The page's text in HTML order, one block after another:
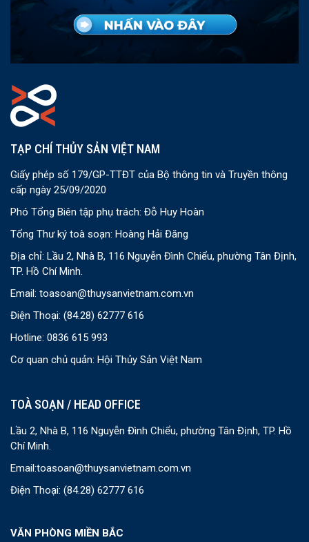
TẠP CHÍ THỦY SẢN VIỆT NAM
Giấy phép số 179/GP-TTĐT của Bộ thông tin và Truyền thông
cấp ngày 25/09/2020
Phó Tổng Biên tập phụ trách: Đỗ Huy Hoàn
Tổng Thư ký toà soạn: Hoàng Hải Đăng
Địa chỉ: Lầu 2, Nhà B, 116 Nguyễn Đình Chiểu, phường Tân Định,
TP. Hồ Chí Minh.
Email: toasoan@thuysanvietnam.com.vn
Điện Thoại: (84.28) 62777 616
Hotline: 0836 615 993
Cơ quan chủ quản: Hội Thủy Sản Việt Nam
TOÀ SOẠN / HEAD OFFICE
Lầu 2, Nhà B, 116 Nguyễn Đình Chiểu, phường Tân Định, TP. Hồ
Chí Minh.
Email:toasoan@thuysanvietnam.com.vn
Điện Thoại: (84.28) 62777 616
VĂN PHÒNG MIỀN BẮC